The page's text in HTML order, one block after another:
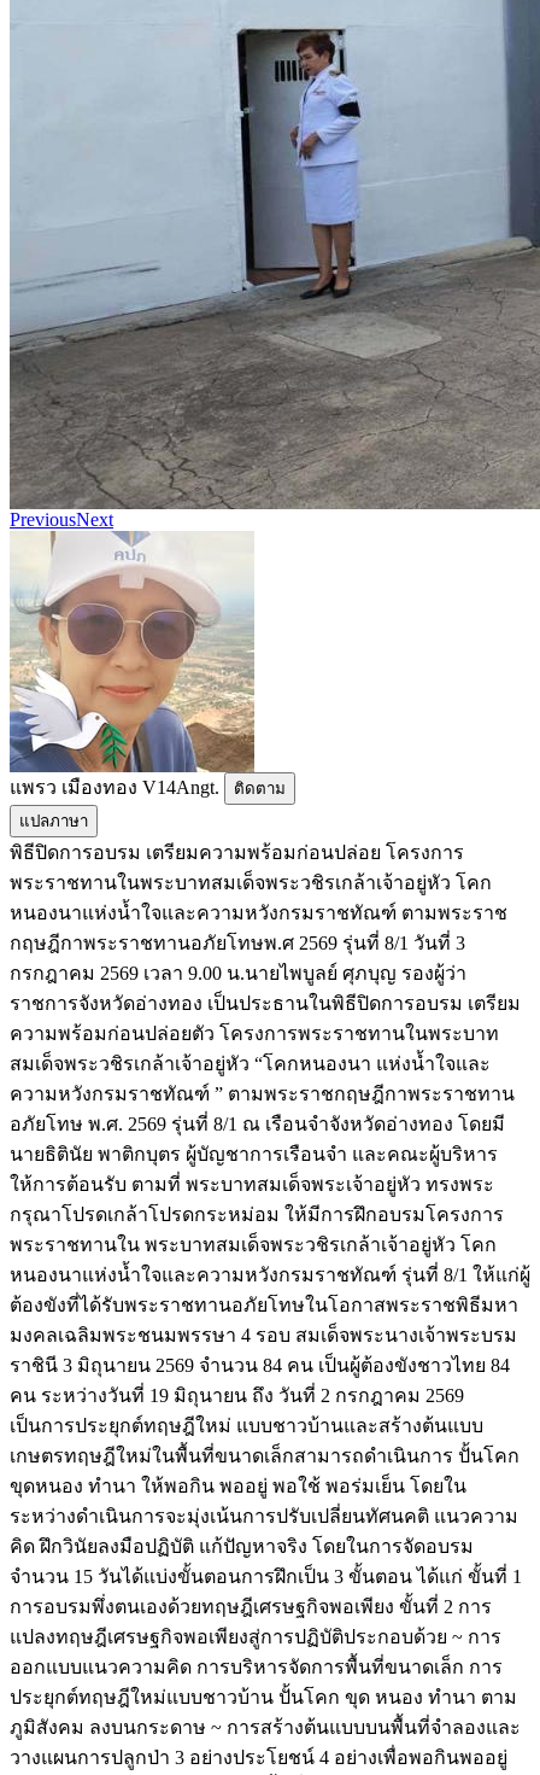
PreviousNext
แพรว เมืองทอง V14Angt.
ติดตาม
แปลภาษา
พิธีปิดการอบรม เตรียมความพร้อมก่อนปล่อย โครงการ
พระราชทานในพระบาทสมเด็จพระวชิรเกล้าเจ้าอยู่หัว โคก
หนองนาแห่งน้ำใจและความหวังกรมราชทัณฑ์ ตามพระราช
กฤษฎีกาพระราชทานอภัยโทษพ.ศ 2569 รุ่นที่ 8/1 วันที่ 3
กรกฎาคม 2569 เวลา 9.00 น.นายไพบูลย์ ศุภบุญ รองผู้ว่า
ราชการจังหวัดอ่างทอง เป็นประธานในพิธีปิดการอบรม เตรียม
ความพร้อมก่อนปล่อยตัว โครงการพระราชทานในพระบาท
สมเด็จพระวชิรเกล้าเจ้าอยู่หัว “โคกหนองนา แห่งน้ำใจและ
ความหวังกรมราชทัณฑ์ ” ตามพระราชกฤษฎีกาพระราชทาน
อภัยโทษ พ.ศ. 2569 รุ่นที่ 8/1 ณ เรือนจำจังหวัดอ่างทอง โดยมี
นายธิตินัย พาติกบุตร ผู้บัญชาการเรือนจำ และคณะผู้บริหาร
ให้การต้อนรับ ตามที่ พระบาทสมเด็จพระเจ้าอยู่หัว ทรงพระ
กรุณาโปรดเกล้าโปรดกระหม่อม ให้มีการฝึกอบรมโครงการ
พระราชทานใน พระบาทสมเด็จพระวชิรเกล้าเจ้าอยู่หัว โคก
หนองนาแห่งน้ำใจและความหวังกรมราชทัณฑ์ รุ่นที่ 8/1 ให้แก่ผู้
ต้องขังที่ได้รับพระราชทานอภัยโทษในโอกาสพระราชพิธีมหา
มงคลเฉลิมพระชนมพรรษา 4 รอบ สมเด็จพระนางเจ้าพระบรม
ราชินี 3 มิถุนายน 2569 จำนวน 84 คน เป็นผู้ต้องขังชาวไทย 84
คน ระหว่างวันที่ 19 มิถุนายน ถึง วันที่ 2 กรกฎาคม 2569
เป็นการประยุกต์ทฤษฎีใหม่ แบบชาวบ้านและสร้างต้นแบบ
เกษตรทฤษฎีใหม่ในพื้นที่ขนาดเล็กสามารถดำเนินการ ปั้นโคก
ขุดหนอง ทำนา ให้พอกิน พออยู่ พอใช้ พอร่มเย็น โดยใน
ระหว่างดำเนินการจะมุ่งเน้นการปรับเปลี่ยนทัศนคติ แนวความ
คิด ฝึกวินัยลงมือปฏิบัติ แก้ปัญหาจริง โดยในการจัดอบรม
จำนวน 15 วันได้แบ่งขั้นตอนการฝึกเป็น 3 ขั้นตอน ได้แก่ ขั้นที่ 1
การอบรมพึ่งตนเองด้วยทฤษฎีเศรษฐกิจพอเพียง ขั้นที่ 2 การ
แปลงทฤษฎีเศรษฐกิจพอเพียงสู่การปฏิบัติประกอบด้วย ~ การ
ออกแบบแนวความคิด การบริหารจัดการพื้นที่ขนาดเล็ก การ
ประยุกต์ทฤษฎีใหม่แบบชาวบ้าน ปั้นโคก ขุด หนอง ทำนา ตาม
ภูมิสังคม ลงบนกระดาษ ~ การสร้างต้นแบบบนพื้นที่จำลองและ
วางแผนการปลูกป่า 3 อย่างประโยชน์ 4 อย่างเพื่อพอกินพออยู่